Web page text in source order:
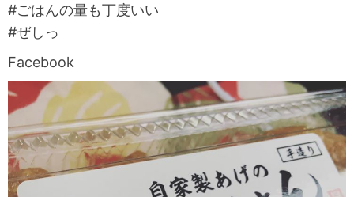
#ごはんの量も丁度いい
#ぜしっ
Facebook